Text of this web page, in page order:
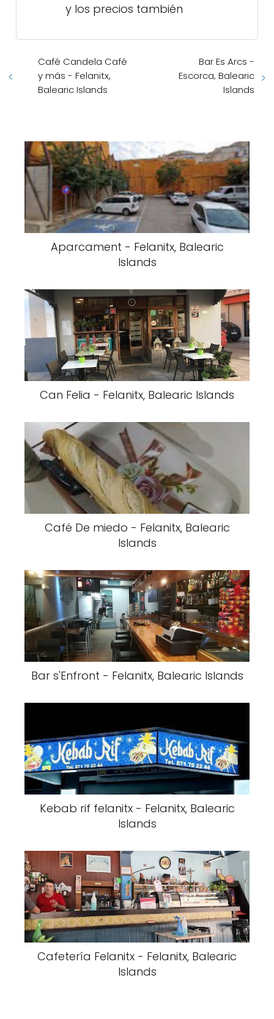
y los precios también
Café Candela Café
y más - Felanitx,
Balearic Islands
Bar Es Arcs -
Escorca, Balearic
Islands
Aparcament - Felanitx, Balearic
Islands
Can Felia - Felanitx, Balearic Islands
Café De miedo - Felanitx, Balearic
Islands
Bar s'Enfront - Felanitx, Balearic Islands
Kebab rif felanitx - Felanitx, Balearic
Islands
Cafetería Felanitx - Felanitx, Balearic
Islands